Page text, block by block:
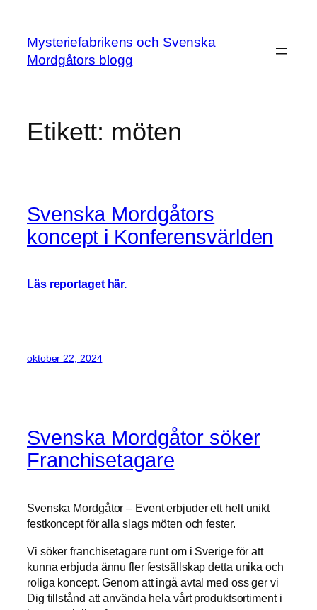
innehåll
Mysteriefabrikens och Svenska
Mordgåtors blogg
Etikett: möten
Svenska Mordgåtors
koncept i Konferensvärlden
Läs reportaget här.
oktober 22, 2024
Svenska Mordgåtor söker
Franchisetagare
Svenska Mordgåtor – Event erbjuder ett helt unikt
festkoncept för alla slags möten och fester.
Vi söker franchisetagare runt om i Sverige för att
kunna erbjuda ännu fler festsällskap detta unika och
roliga koncept. Genom att ingå avtal med oss ger vi
Dig tillstånd att använda hela vårt produktsortiment i